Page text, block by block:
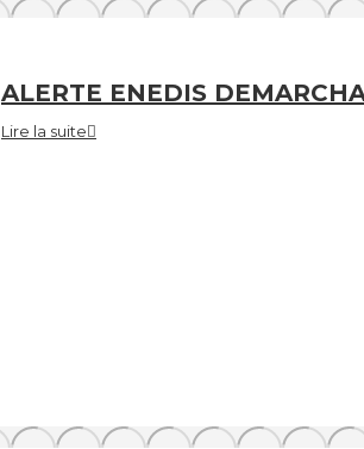
ALERTE ENEDIS
Lire la suite